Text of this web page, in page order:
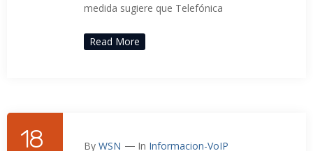
medida sugiere que Telefónica
Read More
18 By WSN In Informacion-VoIP